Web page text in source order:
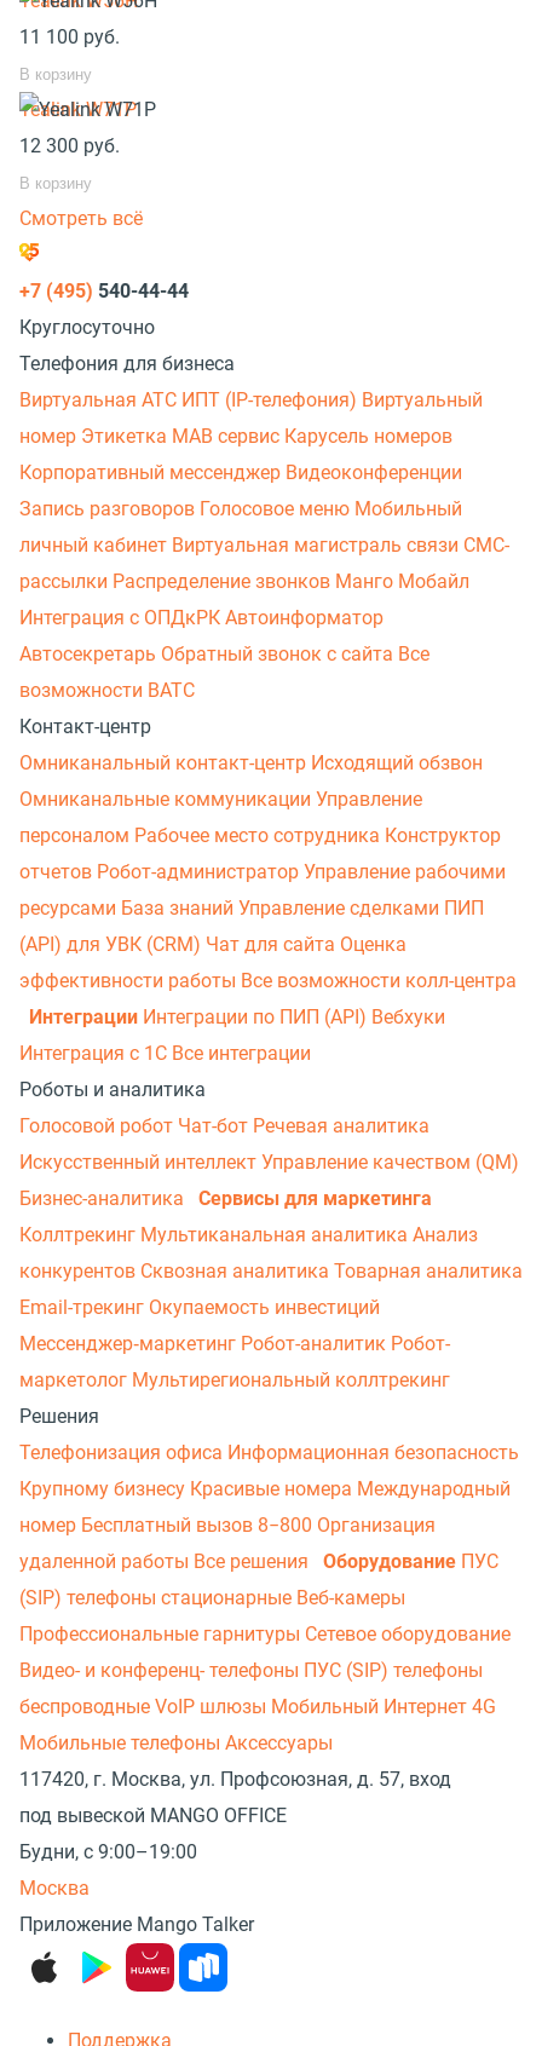
11 100 руб.
В корзину
Yealink W71P
12 300 руб.
В корзину
Смотреть всё
+7 (495) 540-44-44
Круглосуточно
Телефония для бизнеса
Виртуальная АТС ИПТ (IP-телефония) Виртуальный
номер Этикетка МАВ сервис Карусель номеров
Корпоративный мессенджер Видеоконференции
Запись разговоров Голосовое меню Мобильный
личный кабинет Виртуальная магистраль связи СМС-
рассылки Распределение звонков Манго Мобайл
Интеграция с ОПДкРК Автоинформатор
Автосекретарь Обратный звонок с сайта Все
возможности ВАТС
Контакт-центр
Омниканальный контакт-центр Исходящий обзвон
Омниканальные коммуникации Управление
персоналом Рабочее место сотрудника Конструктор
отчетов Робот-администратор Управление рабочими
ресурсами База знаний Управление сделками ПИП
(API) для УВК (CRM) Чат для сайта Оценка
эффективности работы Все возможности колл-центра
Интеграции Интеграции по ПИП (API) Вебхуки
Интеграция с 1С Все интеграции
Роботы и аналитика
Голосовой робот Чат-бот Речевая аналитика
Искусственный интеллект Управление качеством (QM)
Бизнес-аналитика
Сервисы для маркетинга
Коллтрекинг Мультиканальная аналитика Анализ
конкурентов Сквозная аналитика Товарная аналитика
Email-трекинг Окупаемость инвестиций
Мессенджер‑маркетинг Робот-аналитик Робот-
маркетолог Мультирегиональный коллтрекинг
Решения
Телефонизация офиса Информационная безопасность
Крупному бизнесу Красивые номера Международный
номер Бесплатный вызов 8−800 Организация
удаленной работы Все решения Оборудование ПУС
(SIP) телефоны стационарные Веб-камеры
Профессиональные гарнитуры Сетевое оборудование
Видео- и конференц- телефоны ПУС (SIP) телефоны
беспроводные VoIP шлюзы Мобильный Интернет 4G
Мобильные телефоны Аксессуары
117420, г. Москва, ул. Профсоюзная, д. 57, вход
под вывеской MANGO OFFICE
Будни, с 9:00–19:00
Москва
Приложение Mango Talker
Поддержка